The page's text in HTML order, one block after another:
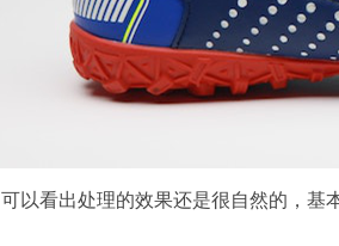
可以看出处理的效果还是很自然的，基